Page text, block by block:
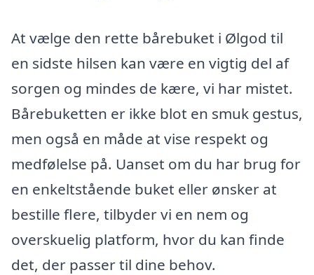
At vælge den rette bårebuket i Ølgod til
en sidste hilsen kan være en vigtig del af
sorgen og mindes de kære, vi har mistet.
Bårebuketten er ikke blot en smuk gestus,
men også en måde at vise respekt og
medfølelse på. Uanset om du har brug for
en enkeltstående buket eller ønsker at
bestille flere, tilbyder vi en nem og
overskuelig platform, hvor du kan finde
det, der passer til dine behov.